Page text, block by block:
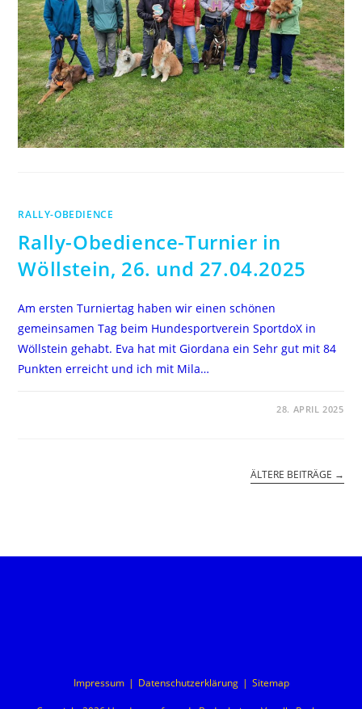
RALLY-OBEDIENCE
Rally-Obedience-Turnier in
Wöllstein, 26. und 27.04.2025
Am ersten Turniertag haben wir einen schönen
gemeinsamen Tag beim Hundesportverein SportdoX in
Wöllstein gehabt. Eva hat mit Giordana ein Sehr gut mit 84
Punkten erreicht und ich mit Mila…
28. APRIL 2025
ÄLTERE BEITRÄGE →
Impressum Datenschutzerklärung Sitemap